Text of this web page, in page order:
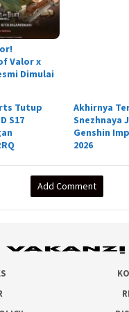
Valor x
Dimulai
Tutup
S17
Akhirnya
Snezhnaya
Genshin
2026
Add Comment